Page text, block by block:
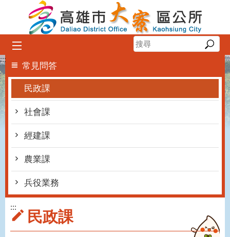
跳到主要內容區塊
:::
常見問答
民政課
社會課
經建課
農業課
兵役業務
:::
民政課